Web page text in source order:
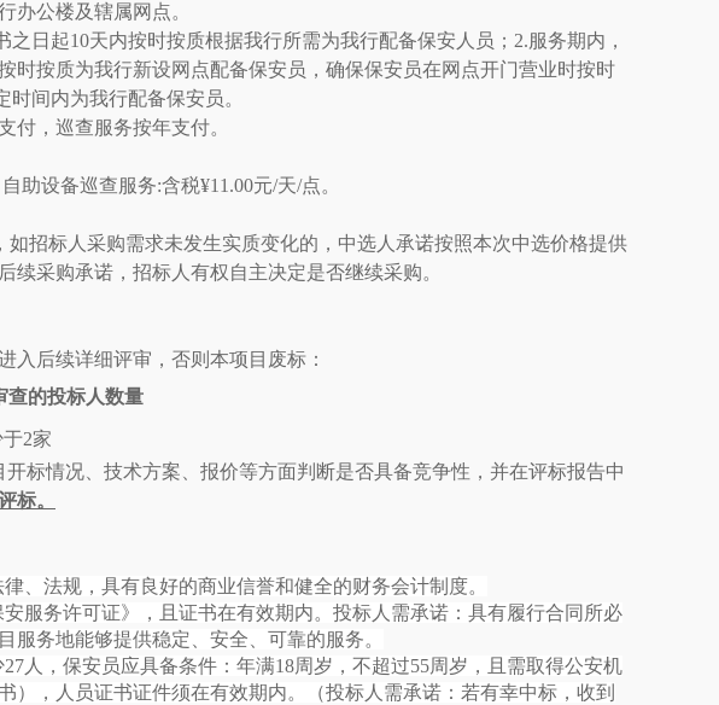
办公楼及辖属网点。
日起10天内按时按质根据我行所需为我行配备保安人员；2.服务期内，
时按质为我行新设网点配备保安员，确保保安员在网点开门营业时按时
时间内为我行配备保安员。
付，巡查服务按年支付。
助设备巡查服务:含税¥11.00元/天/点。
招标人采购需求未发生实质变化的，中选人承诺按照本次中选价格提供
采购承诺，招标人有权自主决定是否继续采购。
入后续详细评审，否则本项目废标：
查的投标人数量
于2家
开标情况、技术方案、报价等方面判断是否具备竞争性，并在评标报告中
标。
、法规，具有良好的商业信誉和健全的财务会计制度。
服务许可证》，且证书在有效期内。投标人需承诺：具有履行合同所必
务地能够提供稳定、安全、可靠的服务。
人，保安员应具备条件：年满18周岁，不超过55周岁，且需取得公安机
），人员证书证件须在有效期内。（投标人需承诺：若有幸中标，收到